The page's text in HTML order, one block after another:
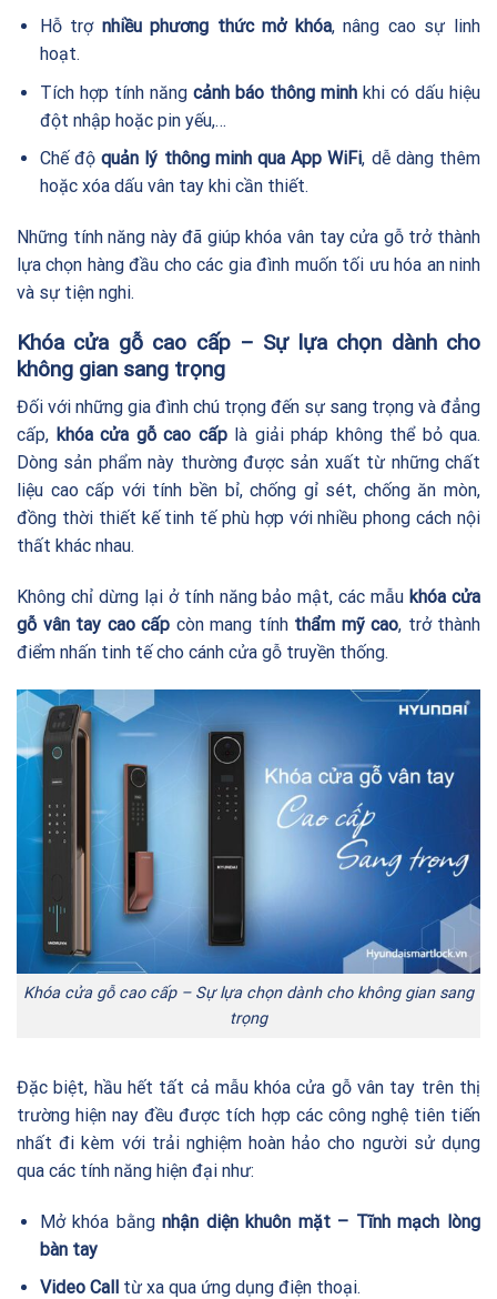
Hỗ trợ nhiều phương thức mở khóa, nâng cao sự linh
hoạt.
Tích hợp tính năng cảnh báo thông minhkhi có dấu hiệu
đột nhập hoặc pin yếu,…
Chế độquản lý thông minh qua App WiFi, dễ dàng thêm
hoặc xóa dấu vân tay khi cần thiết.
Những tính năng này đã giúp khóa vân tay cửa gỗ trở thành
lựa chọn hàng đầu cho các gia đình muốn tối ưu hóa an ninh
và sự tiện nghi.
Khóa cửa gỗ cao cấp – Sự lựa chọn dành cho
không gian sang trọng
Đối với những gia đình chú trọng đến sự sang trọng và đẳng
cấp, khóa cửa gỗ cao cấplà giải pháp không thể bỏ qua.
Dòng sản phẩm này thường được sản xuất từ những chất
liệu cao cấp với tính bền bỉ, chống gỉ sét, chống ăn mòn,
đồng thời thiết kế tinh tế phù hợp với nhiều phong cách nội
thất khác nhau.
Không chỉ dừng lại ở tính năng bảo mật, các mẫu khóa cửa
gỗ vân tay cao cấp còn mang tính thẩm mỹ cao, trở thành
điểm nhấn tinh tế cho cánh cửa gỗ truyền thống.
Khóa cửa gỗ cao cấp – Sự lựa chọn dành cho không gian sang
trọng
Đặc biệt, hầu hết tất cả mẫu khóa cửa gỗ vân tay trên thị
trường hiện nay đều được tích hợp các công nghệ tiên tiến
nhất đi kèm với trải nghiệm hoàn hảo cho người sử dụng
qua các tính năng hiện đại như:
Mở khóa bằngnhận diện khuôn mặt – Tĩnh mạch lòng
bàn tay
Video Call
từ xa qua ứng dụng điện thoại.